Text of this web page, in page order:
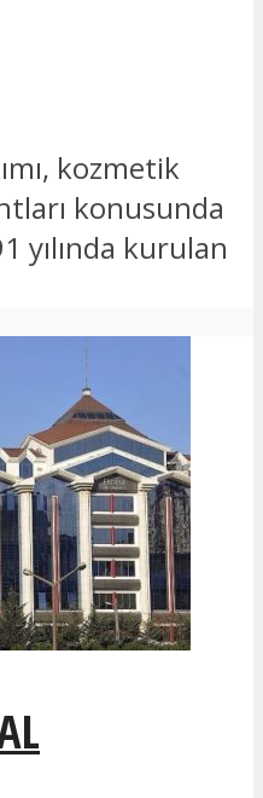
kozmetik
konusunda
yılında kurulan